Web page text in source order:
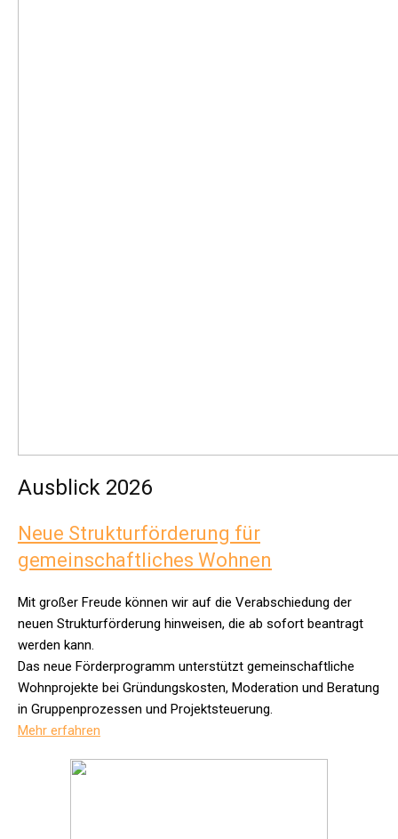
Ausblick 2026
Neue Strukturförderung für
gemeinschaftliches Wohnen
Mit großer Freude können wir auf die Verabschiedung der
neuen Strukturförderung hinweisen, die ab sofort beantragt
werden kann.
Das neue Förderprogramm unterstützt gemeinschaftliche
Wohnprojekte bei Gründungskosten, Moderation und Beratung
in Gruppenprozessen und Projektsteuerung.
Mehr erfahren